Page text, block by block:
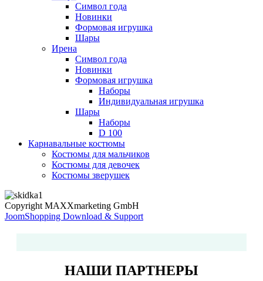
Символ года
Новинки
Формовая игрушка
Шары
Ирена
Символ года
Новинки
Формовая игрушка
Наборы
Индивидуальная игрушка
Шары
Наборы
D 100
Карнавальные костюмы
Костюмы для мальчиков
Костюмы для девочек
Костюмы зверушек
Copyright MAXXmarketing GmbH
JoomShopping Download & Support
НАШИ ПАРТНЕРЫ